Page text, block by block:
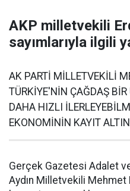
AKP milletvekili
sayımlarıyla ilgili
AK PARTİ MİLLETVEKİLİ
TÜRKİYE'NİN ÇAĞDAŞ
DAHA HIZLI
EKONOMİNİN KAYIT
Gerçek Gazetesi Adalet
Aydın Milletvekili Mehmet